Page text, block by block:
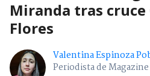
Miranda tras
Flores
Valentina Espinoza
Periodista de Magazine